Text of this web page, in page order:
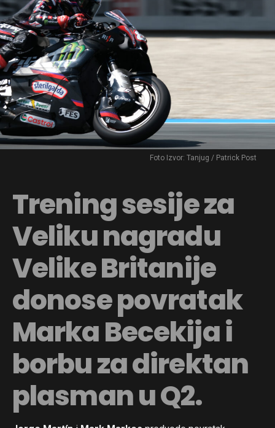
Foto Izvor: Tanjug / Patrick Post
Trening sesije za
Veliku nagradu
Velike Britanije
donose povratak
Marka Becekija i
borbu za direktan
plasman u Q2.